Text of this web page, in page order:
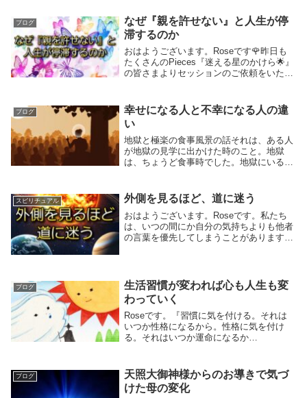
ブログ
なぜ『親を許せない』と人生が停
滞するのか
おはようございます。Roseです🌹昨日も
たくさんのPieces『迷える星のかけら🌟』
の皆さまよりセッションのご依頼をいただ
ますが、これまでどの方も最後には『思い
きっ...
ブログ
幸せになる人と不幸になる人の違
い
地獄と極楽の食事風景の話それは、ある人
が地獄の見学に出かけた時のこと。地獄
は、ちょうど食事時でした。地獄にいる人
うと思って見ていると、なんと、食卓に並
んでいるのは豪...
スピリチュアル 外側を見るほど、道に迷う
おはようございます。Roseです。私たち
は、いつの間にか自分の気持ちよりも他者
の言葉を優先してしまうことがあります。
「嫌われたく...
ブログ
生活習慣が変われば心も人生も変
わっていく
Roseです。『習慣に気を付ける。それは
いつか性格になるから。性格に気を付け
る。それはいつか運命になるか
いつしか本当に運命の輪が逆回転してしま
う原因となってしまいま...
ブログ
天照大御神様からのお導きで気づ
けた母の変化